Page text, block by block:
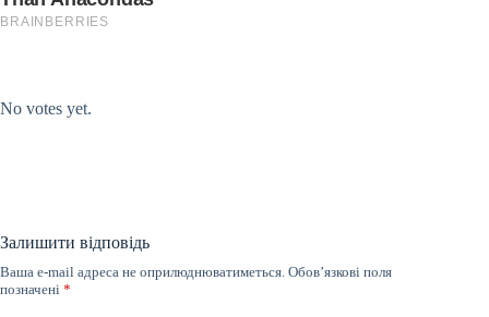
No votes yet.
Залишити відповідь
Ваша e-mail адреса не оприлюднюватиметься. Обов’язкові поля
позначені *